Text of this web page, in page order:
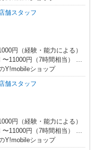
、相当時間を超える時間外
加で支給します。 ■その他
売手当、資格手当扶養家
頂くと, イ
有) ゜・。○。・゜+゜・。
舗スタッフ
円（経験・能力による）
〜11000円（7時間相当） ＊
働の有無にかかわらず、固
、相当時間を超える時間外
加で支給します。 ■その他
売手当、資格手当扶養家
頂くと, イ
有) ゜・。○。・゜+゜・。
Y!mobileショップ
舗スタッフ
円（経験・能力による）
〜11000円（7時間相当） ＊
働の有無にかかわらず、固
Y!mobileショップ